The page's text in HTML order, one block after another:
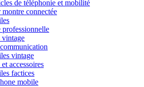
de téléphonie et mobilité
connectée
professionnelle
vintage
vintage
accessoires
factices
mobile